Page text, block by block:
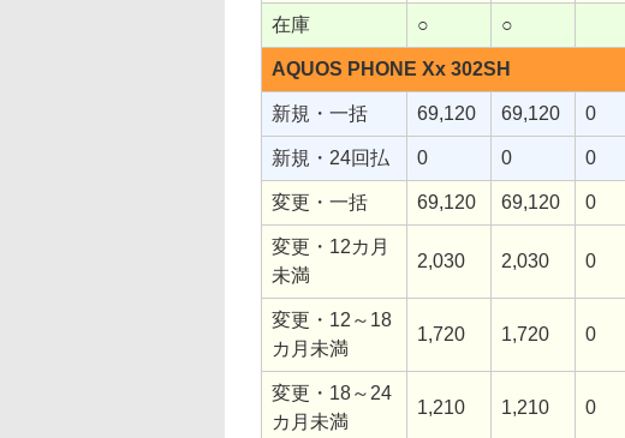
在庫 ○ ○
AQUOS PHONE Xx 302SH
新規・一括 69,120 69,120 0
新規・24回払 0 0 0
変更・一括 69,120 69,120 0
変更・12カ月
未満
2,030 2,030 0
変更・12～18
カ月未満
1,720 1,720 0
変更・18～24
カ月未満
1,210 1,210 0